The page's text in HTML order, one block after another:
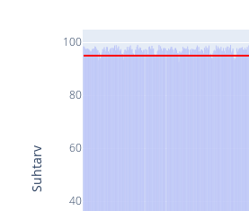
40
60
80
100
Suhtarv